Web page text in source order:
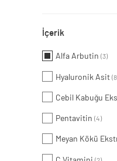
İçerik
Alfa Arbutin (3)
Hyaluronik Asit
Cebil Kabuğu
Pentavitin (4)
Meyan Kökü